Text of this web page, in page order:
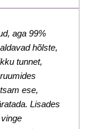
aga 99%
hõlste,
tunnet,
ese,
Lisades